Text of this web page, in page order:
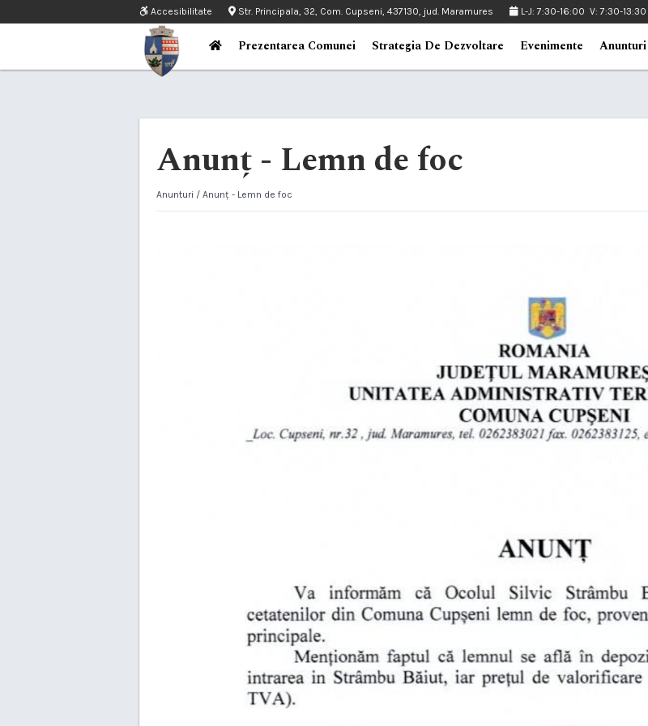
Accesibilitate Str. Principala, 32, Com. Cupseni, 437130, jud. Maramures L-J: 7:30-16:00 V: 7:30-13:30
Prezentarea Comunei Strategia De Dezvoltare Evenimente Anunturi
Anunț - Lemn de foc
Anunturi / Anunț - Lemn de foc